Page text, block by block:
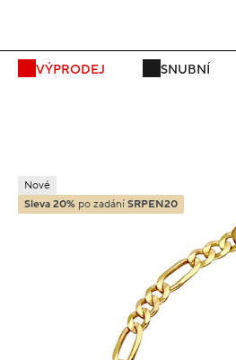
VÝPRODEJ SNUBNÍ
Nové
Sleva 20% po zadání SRPEN20